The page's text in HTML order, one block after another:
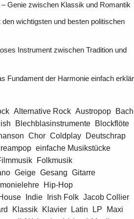
Genie zwischen Klassik und Romantik
wichtigsten und besten politischen
Instrument zwischen Tradition und
Fundament der Harmonie einfach
Alternative Rock Austropop Bach
Blechblasinstrumente Blockflöte
Chor Coldplay Deutschrap
einfache Musikstücke
Folkmusik
Geige Gesang Gitarre
Hip-Hop
Indie Irish Folk Jacob Collier
Klassik Klavier Latin LP
Maxi